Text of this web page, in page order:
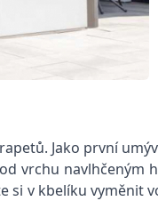
Jako první
vrchu
si v kbelíku vyměnit